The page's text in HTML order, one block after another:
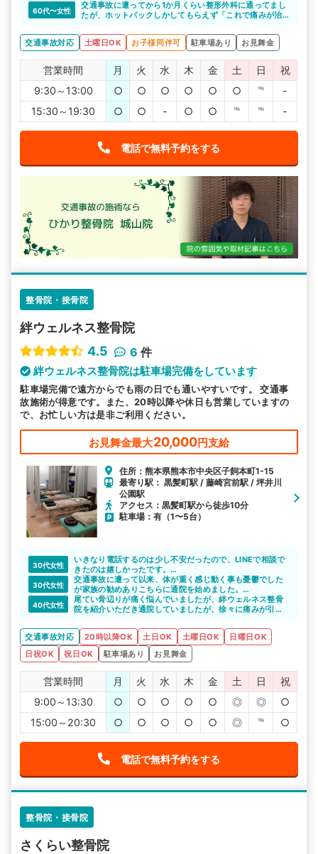
60代〜女性
交通事故に遭ってから1か月くらい整形外科に通ってまし
たが、ホットパックしかしてもらえず「これで痛みが治
ひかり整骨院さんに相談した所、施術できると言っても
らえたので、通い始めたら痛い所がどこか分からなかっ
た位の痛みが、どんどん良くなっていくのが実感出来ま
した。先生たちもその都度話をしっかりと聞いてくれ一
生懸命してくれます。ひかり整骨院の先生方いつもあり
がとうございます。
交通事故対応 土曜日OK お子様同伴可 駐車場あり お見舞金
営業時間 月 火 水 木 金 土 日
祝
9:30～13:00
○ ○ ○ ○ ○ ○ ℡
-
15:30～19:30
○ ○ - ○ ○ ℡ ℡ -
電話で無料予約をする
整骨院・接骨院
絆ウェルネス整骨院
4.5
6 件
絆ウェルネス整骨院は駐車場完備をしています
駐車場完備で遠方からでも雨の日でも通いやすいです。 交通事
故施術が得意です。また、20時以降や休日も営業していますの
で、お忙しい方は是非ご利用ください。
お見舞金最大20,000円支給
住所：熊本県熊本市中央区子飼本町1-15
最寄り駅： 黒髪町駅 / 藤崎宮前駅 / 坪井川
公園駅
アクセス：黒髪町駅から徒歩10分
駐車場：有（1〜5台）
30代女性
いきなり電話するのは少し不安だったので、LINEで相談で
きたのは嬉しかったです。
気になっていた整骨院のメリットを教えてもらえたので、
通院をしたいと思えました。丁寧な対応をしていただいて
感謝しています。
30代女性
交通事故に遭って以来、体が重く感じ動く事も憂鬱でした
が家族の勧めありこちらに通院を始めました。
体が重く車移動なので敷地内に駐車場がある整骨院は非常
に助かりました。先生も優しく定期的に通院を続けていこ
40代女性
尾てい骨辺りが痛く悩んでいましたが、絆ウェルネス整骨
院を紹介いただき通院していましたが、徐々に痛みが引い
交通事故対応
20時以降OK 土日OK 土曜日OK
日曜日OK
日祝OK
祝日OK 駐車場あり お見舞金
営業時間 月 火 水 木 金 土 日
祝
9:00～13:30
○ ○ ○ ○ ○ ◎ ◎
○
15:00～20:30
○ ○ ○ ○ ○ ◎ ℡ ○
電話で無料予約をする
整骨院・接骨院
さくらい整骨院